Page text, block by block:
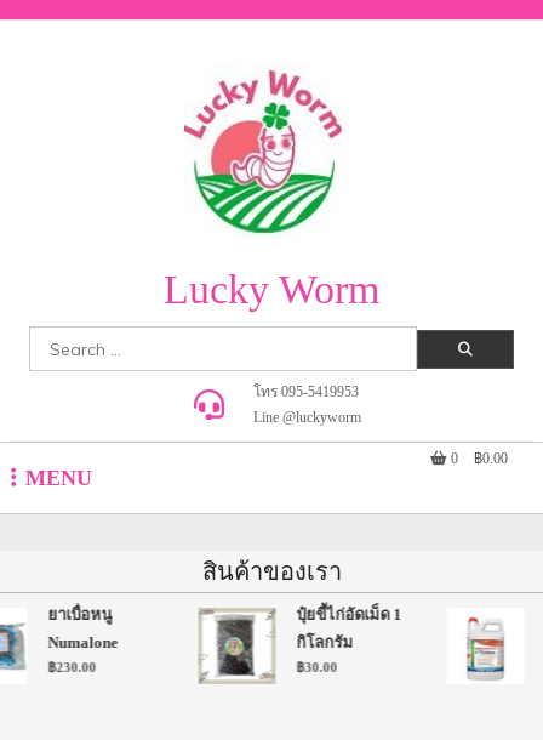
Skip
Lucky Worm
Search
โทร 095-5419953
Line @luckyworm
MENU
0 ฿0.00
สินค้าของเรา
ยาเบื่อหนู
Numalone
230.00
ปุ๋ยขี้ไก่อัดเม็ด 1
กิโลกรัม
30.00